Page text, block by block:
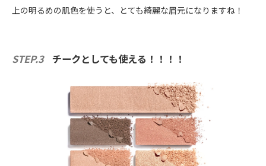
上の明るめの肌色を使うと、とても綺麗な眉元になりますね！
STEP.3 チークとしても使える！！！！